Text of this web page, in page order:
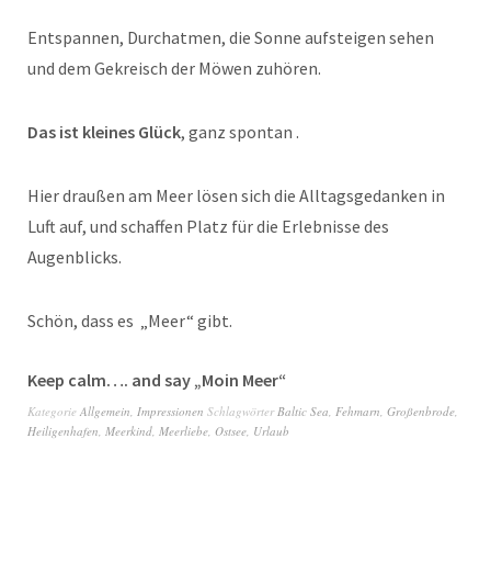
Entspannen, Durchatmen, die Sonne aufsteigen sehen
und dem Gekreisch der Möwen zuhören.
Das ist kleines Glück, ganz spontan .
Hier draußen am Meer lösen sich die Alltagsgedanken in
Luft auf, und schaffen Platz für die Erlebnisse des
Augenblicks.
Schön, dass es „Meer“ gibt.
Keep calm…. and say „Moin Meer“
Kategorie Allgemein Impressionen Schlagwörter Baltic Sea Fehmarn Großenbrode
Heiligenhafen Meerkind Meerliebe Ostsee Urlaub